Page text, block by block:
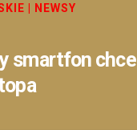
NEWSY
smartfon chce